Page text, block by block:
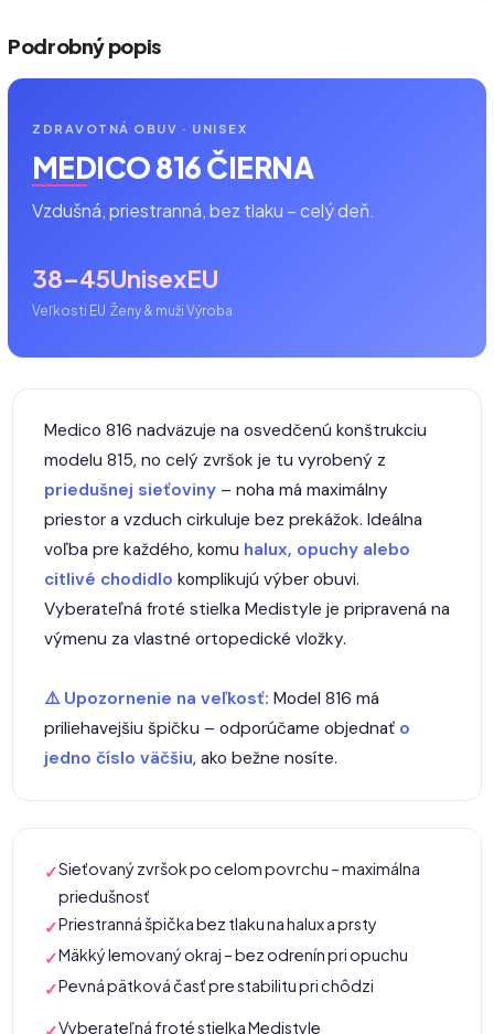
Podrobný popis
ZDRAVOTNÁ OBUV · UNISEX
MEDICO 816 ČIERNA
Vzdušná, priestranná, bez tlaku – celý deň.
38–45
Veľkosti EU
Unisex
Ženy & muži
EU
Výroba
Medico 816 nadväzuje na osvedčenú konštrukciu
modelu 815, no celý zvršok je tu vyrobený z
priedušnej sieťoviny – noha má maximálny
priestor a vzduch cirkuluje bez prekážok. Ideálna
voľba pre každého, komu halux, opuchy alebo
citlivé chodidlo komplikujú výber obuvi.
Vyberateľná froté stielka Medistyle je pripravená na
výmenu za vlastné ortopedické vložky.
⚠️ Upozornenie na veľkosť: Model 816 má
priliehavejšiu špičku – odporúčame objednať o
jedno číslo väčšiu, ako bežne nosíte.
✓Sieťovaný zvršok po celom povrchu – maximálna
priedušnosť
✓Priestranná špička bez tlaku na halux a prsty
✓Mäkký lemovaný okraj – bez odrenín pri opuchu
✓Pevná pätková časť pre stabilitu pri chôdzi
Vyberateľná froté stielka Medistyle